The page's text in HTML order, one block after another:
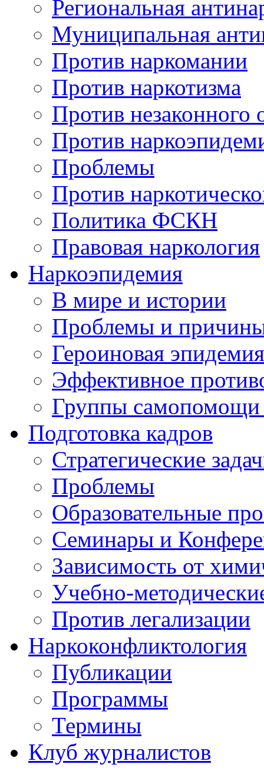
Региональная
Муниципальная
Против наркомании
Против наркотизма
Против незаконного
Против
Проблемы
Против
Политика ФСКН
Правовая наркология
Наркоэпидемия
В мире и истории
Проблемы и
Героиновая эпидемия
Эффективное
Группы самопомощи
Подготовка кадров
Стратегические
Проблемы
Образовательные
Семинары и
Зависимость от
Учебно-
Против легализации
Наркоконфликтология
Публикации
Программы
Термины
Клуб журналистов